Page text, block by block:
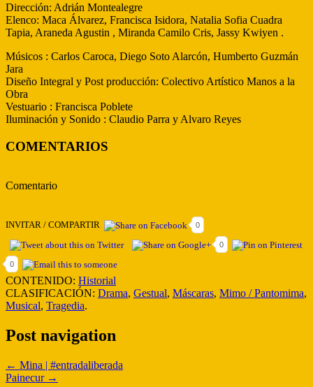
Dirección: Adrián Montealegre
Elenco: Maca Álvarez, Francisca Isidora, Natalia Sofia Cuadra
Tapia, Araneda Agustin , Miranda Camilo Cris, Jassy Kwiyen .
Músicos : Carlos Caroca, Diego Soto Alarcón, Humberto Guzmán
Jara
Diseño Integral y Post producción: Colectivo Artístico Manos a la
Obra
Vestuario : Francisca Poblete
Iluminación y Sonido : Claudio Parra y Alvaro Reyes
COMENTARIOS
Comentario
INVITAR / COMPARTIR 0
0
0
CONTENIDO: Historial
CLASIFICACIÓN: Drama, Gestual, Máscaras, Mimo / Pantomima,
Musical, Tragedia.
Post navigation
← Mina | #entradaliberada
Painecur →